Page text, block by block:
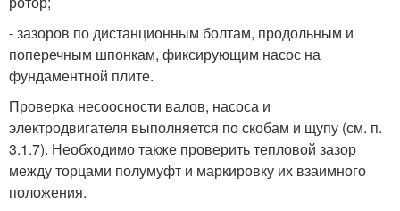
- зазоров по дистанционным бол­там, продольным и
поперечным шпонкам, фиксирующим насос на
фундаментной плите.
Проверка несоосности валов, на­соса и
электродвигателя выполня­ется по скобам и щупу (см. п.
3.1.7). Необходимо также про­верить тепловой зазор
между тор­цами полумуфт и маркировку их взаимного
положения.